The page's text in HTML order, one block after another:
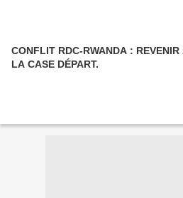
CONFLIT RDC-RWANDA : REVENIR
LA CASE DÉPART.